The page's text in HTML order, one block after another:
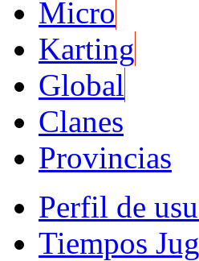
Micro
Karting
Global
Clanes
Provincias
Perfil de
Tiempos